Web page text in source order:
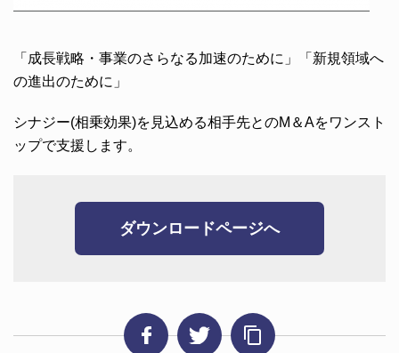
「成長戦略・事業のさらなる加速のために」「新規領域へ
の進出のために」
シナジー(相乗効果)を見込める相手先とのM＆Aをワンスト
ップで支援します。
ダウンロードページへ